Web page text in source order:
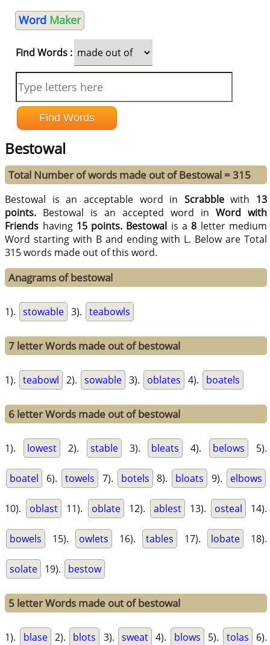
Word Maker
Find Words :
Bestowal
Total Number of words made out of Bestowal = 315
Bestowal is an acceptable word in Scrabblewith 13
points. Bestowal is an accepted word inWord with
Friends having 15 points. Bestowal is a8 letter medium
Word starting with B and ending with L. Below are Total
315 words made out of this word.
Anagrams of bestowal
1). stowable 3). teabowls
7 letter Words made out of bestowal
1). teabowl 2). sowable 3). oblates 4). boatels
6 letter Words made out of bestowal
1). lowest 2). stable 3). bleats 4). belows 5).
boatel 6). towels 7). botels 8). bloats 9). elbows
10). oblast 11). oblate 12). ablest 13). osteal 14).
bowels 15). owlets 16). tables 17). lobate 18).
solate 19). bestow
5 letter Words made out of bestowal
1). blase 2). blots 3). sweat 4). blows 5). tolas 6).